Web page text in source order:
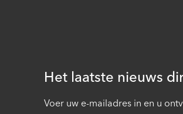
Het laatste nieuws
Voer uw e-mailadres in en u